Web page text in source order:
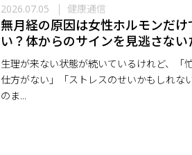
2026.07.05 健康通信
無月経の原因は女性ホルモンだけ
い？体からのサインを見逃さない
生理が来ない状態が続いているけれど、「
仕方がない」「ストレスのせいかもしれな
のま...